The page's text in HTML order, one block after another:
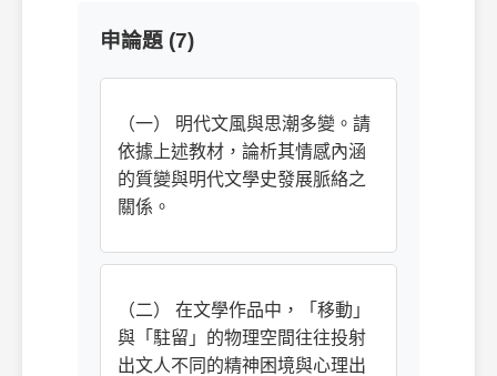
申論題 (7)
（一） 明代文風與思潮多變。請
依據上述教材，論析其情感內涵
的質變與明代文學史發展脈絡之
關係。
（二） 在文學作品中，「移動」
與「駐留」的物理空間往往投射
出文人不同的精神困境與心理出